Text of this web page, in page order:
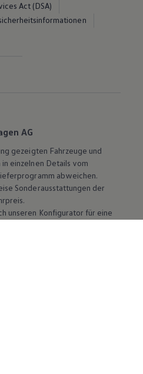
Act (DSA)
AG
gezeigten Fahrzeuge und
einzelnen Details vom
abweichen.
Sonderausstattungen der
unseren Konfigurator für eine